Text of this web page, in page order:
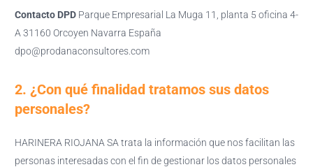
Contacto DPD Parque Empresarial La Muga 11, planta 5 oficina 4-
A 31160 Orcoyen Navarra España
dpo@prodanaconsultores.com
2. ¿Con qué finalidad tratamos sus datos
personales?
HARINERA RIOJANA SA trata la información que nos facilitan las
personas interesadas con el fin de gestionar los datos personales